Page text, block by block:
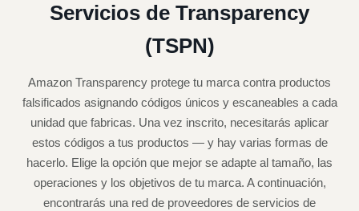
Servicios de Transparency
(TSPN)
Amazon Transparency protege tu marca contra productos
falsificados asignando códigos únicos y escaneables a cada
unidad que fabricas. Una vez inscrito, necesitarás aplicar
estos códigos a tus productos — y hay varias formas de
hacerlo. Elige la opción que mejor se adapte al tamaño, las
operaciones y los objetivos de tu marca. A continuación,
encontrarás una red de proveedores de servicios de